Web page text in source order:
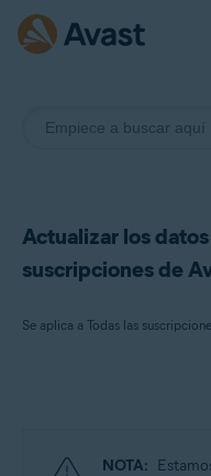
Actualizar los
suscripciones de
NOTA: